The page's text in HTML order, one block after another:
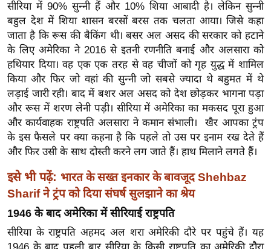
यं
ग
इं
डि
या
सा
हि
त्य
ज
ग
त
ऑ
व
र्ल्ड
सीरिया में 90% सुन्नी हैं और 10% शिया आबादी है। लेकिन सुन्नी
बहुल देश में शिया शासन बरसों बरस तक चलता आया। जिसे कहा
जाता है कि रूस की बैकिंग थी। बसर अल असद की सरकार को हटाने
के लिए अमेरिका ने 2016 से इतनी रणनीति बनाई और अलसारा को
हथियार दिया। वह एक एक तरह से वह चीजों को गृह युद्ध में शामिल
किया और फिर जो वहां की सुन्नी जो सबसे ज्यादा थे बहुमत में थे
लड़ाई जारी रही। बाद में बशर अल असद को देश छोड़कर भागना पड़ा
और रूस में शरण लेनी पड़ी। सीरिया में अमेरिका का मकसद पूरा हुआ
और कार्यवाहक राष्ट्रपति अलसारा ने कमान संभाली।खैर आपका ट्रंप
के इस फैसले पर क्या कहना है कि पहले तो उस पर इनाम रख देते हैं
और फिर उसी के साथ दोस्ती करने लग जाते हैं। हाथ मिलाने लगते हैं।
इसे भी पढ़ें: भारत के सख्त इनकार के बावजूद Shehbaz
Sharif ने ट्रंप को दिया संघर्ष सुलझाने का श्रेय
1946 के बाद अमेरिका में सीरियाई राष्ट्रपति
सीरिया के राष्ट्रपति अहमद अल शरा अमेरिकी दौरे पर पहुंचे हैं। यह